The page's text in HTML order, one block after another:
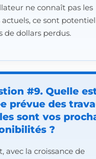
ne connaît pas les
ce sont
de dollars perdus.
#9. Quelle
prévue des
sont vos
?
avec la croissance de